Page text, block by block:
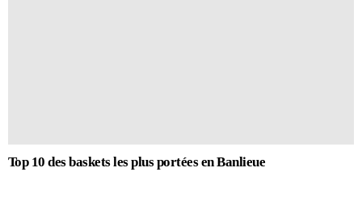
Top 10 des baskets les plus portées en Banlieue